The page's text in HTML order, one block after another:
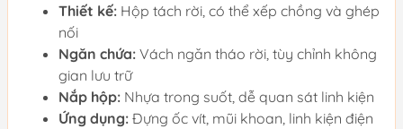
Thiết kế: Hộp tách rời, có thể xếp chồng và ghép
nối
Ngăn chứa: Vách ngăn tháo rời, tùy chỉnh không
gian lưu trữ
Nắp hộp: Nhựa trong suốt, dễ quan sát linh kiện
Ứng dụng: Đựng ốc vít, mũi khoan, linh kiện điện